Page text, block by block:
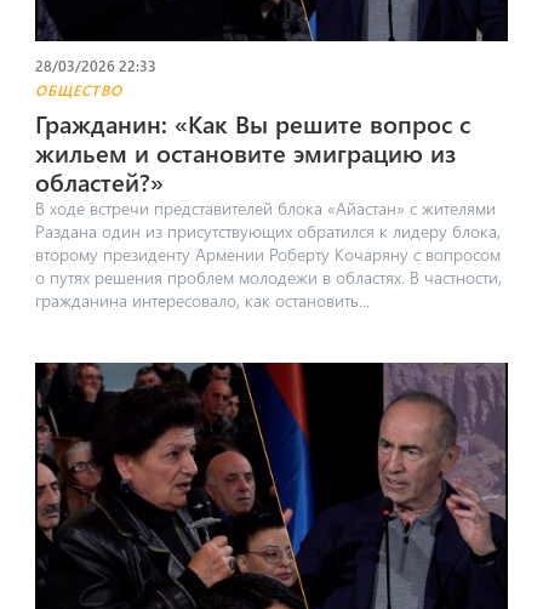
28/03/2026 22:33
ОБЩЕСТВО
Гражданин: «Как Вы решите вопрос с
жильем и остановите эмиграцию из
областей?»
В ходе встречи представителей блока «Айастан» с жителями
Раздана один из присутствующих обратился к лидеру блока,
второму президенту Армении Роберту Кочаряну с вопросом
о путях решения проблем молодежи в областях. В частности,
гражданина интересовало, как остановить...